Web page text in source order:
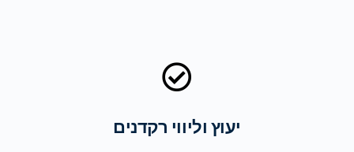
יעוץ וליווי רקדנים